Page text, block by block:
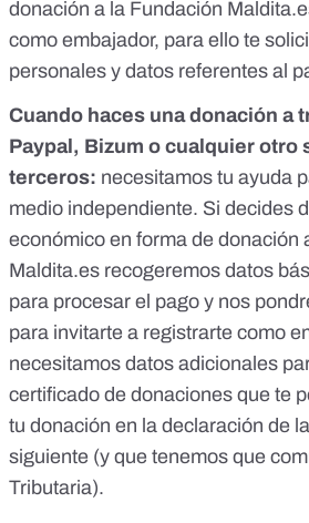
donación a la Fundación
como embajador, para ello te
personales y datos referentes al
Cuando haces una donación a
Paypal, Bizum o cualquier otro
terceros: necesitamos tu ayuda
medio independiente. Si decides
económico en forma de donación
Maldita.es recogeremos datos
para procesar el pago y nos
para invitarte a registrarte como
necesitamos datos adicionales
certificado de donaciones que te
tu donación en la declaración de
siguiente (y que tenemos que
Tributaria).